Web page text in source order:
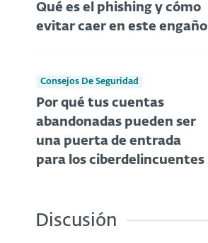
Qué es el phishing y cómo
evitar caer en este engaño
Consejos De Seguridad
Por qué tus cuentas
abandonadas pueden ser
una puerta de entrada
para los ciberdelincuentes
Discusión